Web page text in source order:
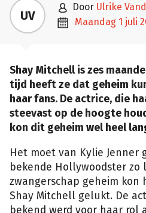
UV  door Ulrike
 maandag 1 juli
Shay Mitchell is zes
tijd heeft ze dat geheim
haar fans. De actrice, die
steevast op de hoogte
kon dit geheim wel heel
Het moet van Kylie Jenner
bekende Hollywoodster zo
zwangerschap geheim kon
Shay Mitchell gelukt. De
bekend werd voor haar rol